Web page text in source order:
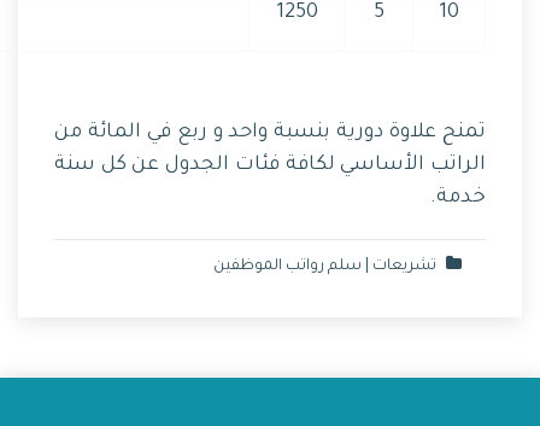
10
5
1250
تمنح علاوة دورية بنسبة واحد و ربع في المائة من
الراتب الأساسي لكافة فئات الجدول عن كل سنة
‏خدمة.
تشريعات | سلم رواتب الموظفين